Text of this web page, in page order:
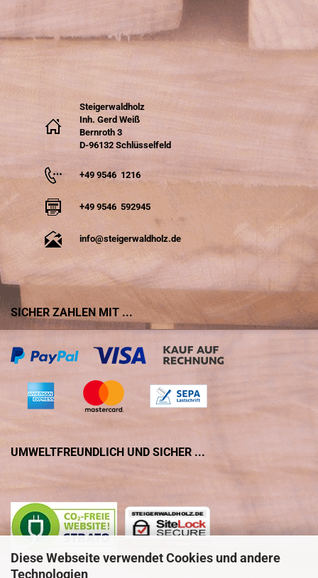
Diese Webseite verwendet Cookies und andere
Technologien
Steigerwaldholz
Inh. Gerd Weiß
Bernroth 3
D-96132 Schlüsselfeld
+49 9546 1216
+49 9546 592945
info@steigerwaldholz.de
SICHER ZAHLEN MIT ...
UMWELTFREUNDLICH UND SICHER ...